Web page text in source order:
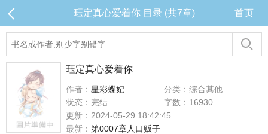
珏定真心爱着你 目录 (共7章) 首页
珏定真心爱着你
作者： 星彩蝶妃
分类：综合其他
状态：完结
字数：16930
更新：2024-05-29 18:42:45
最新： 第0007章人口贩子